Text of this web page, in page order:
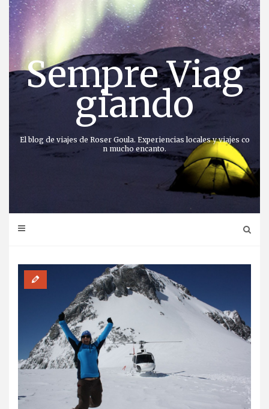
Saltar
contenido
Sempre Viag
giando
El blog de viajes de Roser Goula. Experiencias locales y viajes co
n mucho encanto.